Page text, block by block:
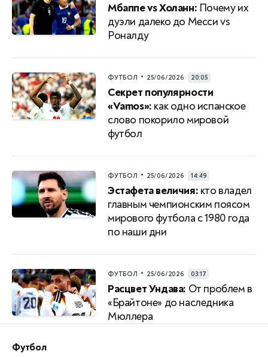
Мбаппе vs Холанн: Почему их
дуэли далеко до Месси vs
Роналду
ФУТБОЛ • 25/06/2026 20:05
Секрет популярности
«Vamos»: как одно испанское
слово покорило мировой
футбол
ФУТБОЛ • 25/06/2026 14:49
Эстафета величия: кто владел
главным чемпионским поясом
мирового футбола с 1980 года
по наши дни
ФУТБОЛ • 25/06/2026 03:17
Расцвет Ундава: От проблем в
«Брайтоне» до наследника
Мюллера
Футбол